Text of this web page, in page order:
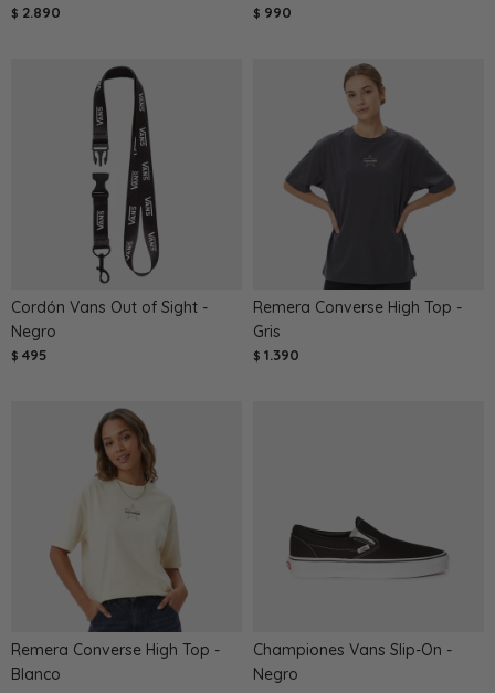
$ 2.890 $ 990
Cordón Vans Out of Sight -
Negro
$ 495
Remera Converse High Top -
Gris
$ 1.390
Remera Converse High Top -
Blanco
Championes Vans Slip-On -
Negro